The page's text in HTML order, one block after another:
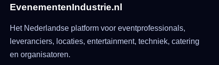
EvenementenIndustrie.nl
Het Nederlandse platform voor eventprofessionals,
leveranciers, locaties, entertainment, techniek, catering
en organisatoren.